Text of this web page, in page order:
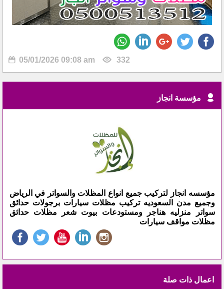
05/01/2026 09:08 am 332
مؤسسة انجاز
مؤسسه انجاز لتركيب جميع انواع المظلات والسواتر في الرياض
وجميع مدن السعوديه تركيب مظلات سيارات برجولات حدائق
سواتر منزليه هناجر ومستودعات بيوت شعر مظلات حدائق
مظلات مواقف سيارات
اعمال ذات صلة